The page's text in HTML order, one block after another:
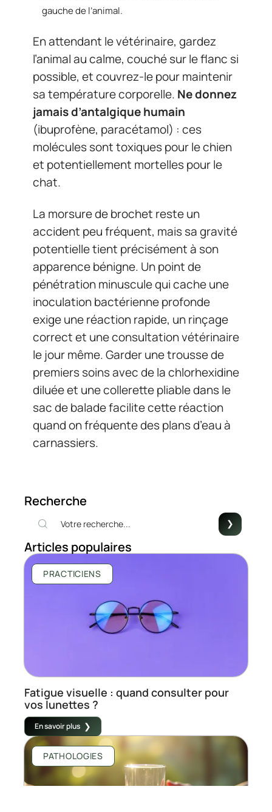
gauche de l’animal.
En attendant le vétérinaire, gardez
l’animal au calme, couché sur le flanc si
possible, et couvrez-le pour maintenir
sa température corporelle. Ne donnez
jamais d’antalgique humain
(ibuprofène, paracétamol) : ces
molécules sont toxiques pour le chien
et potentiellement mortelles pour le
chat.
La morsure de brochet reste un
accident peu fréquent, mais sa gravité
potentielle tient précisément à son
apparence bénigne. Un point de
pénétration minuscule qui cache une
inoculation bactérienne profonde
exige une réaction rapide, un rinçage
correct et une consultation vétérinaire
le jour même. Garder une trousse de
premiers soins avec de la chlorhexidine
diluée et une collerette pliable dans le
sac de balade facilite cette réaction
quand on fréquente des plans d’eau à
carnassiers.
Recherche
Articles populaires
PRACTICIENS
Fatigue visuelle : quand consulter pour
vos lunettes ?
En savoir plus
PATHOLOGIES